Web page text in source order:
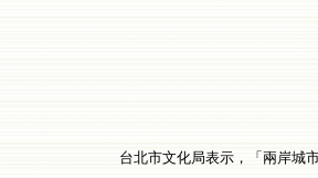
台北市文化局表示，「兩岸城